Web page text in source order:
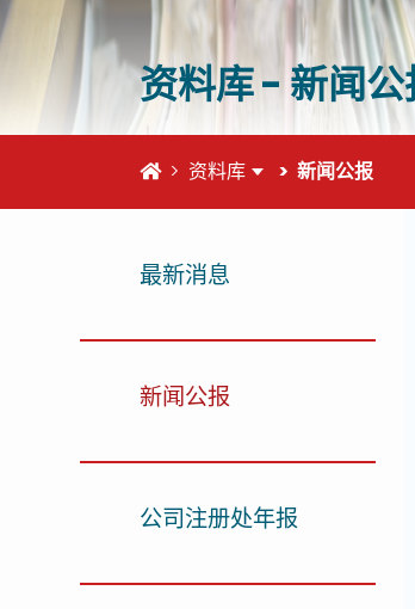
资料库 - 新闻公
首页资料库 新闻公报
最新消息
新闻公报
公司注册处年报